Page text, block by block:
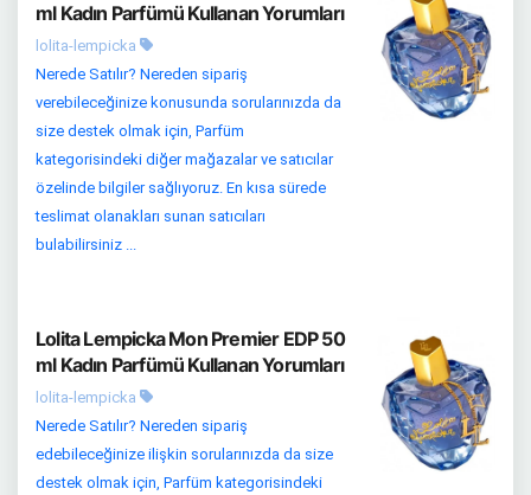
ml Kadın Parfümü Kullanan Yorumları
lolita-lempicka
Nerede Satılır? Nereden sipariş
verebileceğinize konusunda sorularınızda da
size destek olmak için, Parfüm
kategorisindeki diğer mağazalar ve satıcılar
özelinde bilgiler sağlıyoruz. En kısa sürede
teslimat olanakları sunan satıcıları
bulabilirsiniz ...
Lolita Lempicka Mon Premier EDP 50
ml Kadın Parfümü Kullanan Yorumları
lolita-lempicka
Nerede Satılır? Nereden sipariş
edebileceğinize ilişkin sorularınızda da size
destek olmak için, Parfüm kategorisindeki